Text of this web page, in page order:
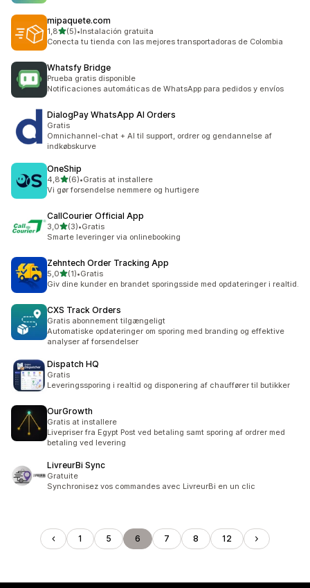
mipaquete.com
1,8ud af 5 stjerner
(5)
5 anmeldelser i alt
•Instalación gratuita
Conecta tu tienda con las mejores transportadoras de Colombia
Whatsfy Bridge
Prueba gratis disponible
Notificaciones automáticas de WhatsApp para pedidos y envíos
DialogPay WhatsApp AI Orders
Gratis
Omnichannel-chat + AI til support, ordrer og gendannelse af
indkøbskurve
OneShip
4,8ud af 5 stjerner
(6)
6 anmeldelser i alt
•Gratis at installere
Vi gør forsendelse nemmere og hurtigere
CallCourier Official App
3,0ud af 5 stjerner
(3)
3 anmeldelser i alt
•Gratis
Smarte leveringer via onlinebooking
Zehntech Order Tracking App
5,0ud af 5 stjerner
(1)
1 anmeldelser i alt
•Gratis
Giv dine kunder en brandet sporingsside med opdateringer i realtid.
CXS Track Orders
Gratis abonnement tilgængeligt
Automatiske opdateringer om sporing med branding og effektive
analyser af forsendelser
Dispatch HQ
Gratis
Leveringssporing i realtid og disponering af chauffører til butikker
OurGrowth
Gratis at installere
Livepriser fra Egypt Post ved betaling samt sporing af ordrer med
betaling ved levering
LivreurBi Sync
Gratuite
Synchronisez vos commandes avec LivreurBi en un clic
1 5 6 7 8 12